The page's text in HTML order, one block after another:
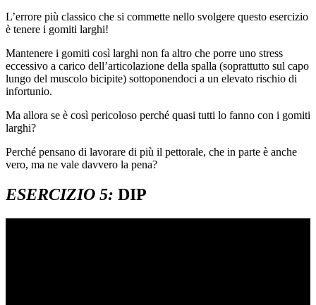
L’errore più classico che si commette nello svolgere questo esercizio
è tenere i gomiti larghi!
Mantenere i gomiti così larghi non fa altro che porre uno stress
eccessivo a carico dell’articolazione della spalla (soprattutto sul capo
lungo del muscolo bicipite) sottoponendoci a un elevato rischio di
infortunio.
Ma allora se è così pericoloso perché quasi tutti lo fanno con i gomiti
larghi?
Perché pensano di lavorare di più il pettorale, che in parte è anche
vero, ma ne vale davvero la pena?
ESERCIZIO 5: DIP